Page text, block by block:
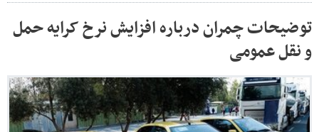
توضیحات چمران درباره افزایش نرخ کرایه حمل
و نقل عمومی